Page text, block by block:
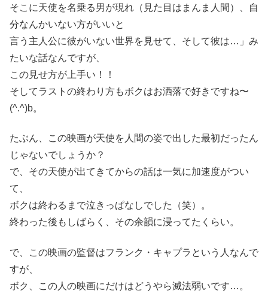
そこに天使を名乗る男が現れ（見た目はまんま人間）、自
分なんかいない方がいいと
言う主人公に彼がいない世界を見せて、そして彼は…」み
たいな話なんですが、
この見せ方が上手い！！
そしてラストの終わり方もボクはお洒落で好きですね〜
(^.^)b。
たぶん、この映画が天使を人間の姿で出した最初だったん
じゃないでしょうか？
で、その天使が出てきてからの話は一気に加速度がつい
て、
ボクは終わるまで泣きっぱなしでした（笑）。
終わった後もしばらく、その余韻に浸ってたくらい。
で、この映画の監督はフランク・キャプラという人なんで
すが、
ボク、この人の映画にだけはどうやら滅法弱いです…。